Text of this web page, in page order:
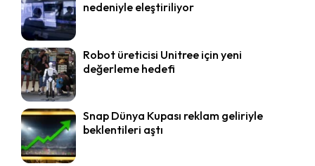
nedeniyle eleştiriliyor
Robot üreticisi Unitree için yeni
değerleme hedefi
Snap Dünya Kupası reklam geliriyle
beklentileri aştı